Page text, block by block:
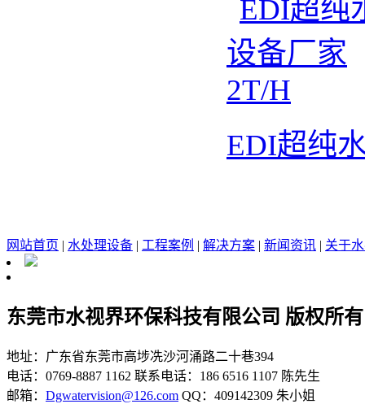
EDI超纯
网站首页 | 水处理设备 | 工程案例 | 解决方案 | 新闻资讯 | 关于
东莞市水视界环保科技有限公司 版权所有
地址：广东省东莞市高埗冼沙河涌路二十巷394
电话：0769-8887 1162 联系电话：186 6516 1107 陈先生
邮箱： Dgwatervision@126.com QQ：409142309 朱小姐